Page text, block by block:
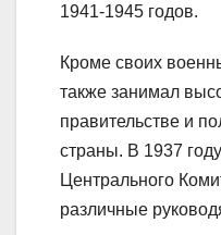
1941-1945 годов.
Кроме своих
также занимал
правительстве и
страны. В 1937
Центрального
различные